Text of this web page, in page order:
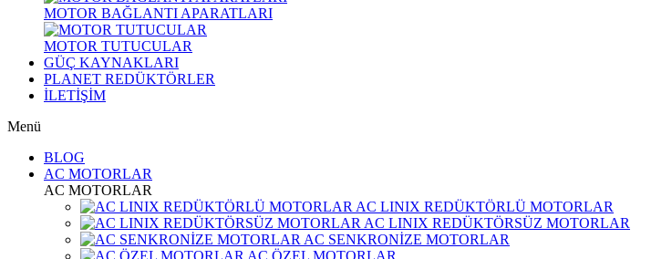
MOTOR BAĞLANTI APARATLARI
MOTOR TUTUCULAR
GÜÇ KAYNAKLARI
PLANET REDÜKTÖRLER
İLETİŞİM
Menü
BLOG
AC MOTORLAR
AC MOTORLAR
AC LINIX REDÜKTÖRLÜ MOTORLAR
AC LINIX REDÜKTÖRSÜZ MOTORLAR
AC SENKRONİZE MOTORLAR
AC ÖZEL MOTORLAR